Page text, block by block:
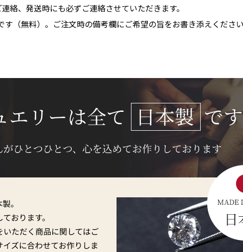
絡、発送時にも必ずご連絡させていただきます。
（無料）。ご注文時の備考欄にご希望の旨をお書き添えくださ